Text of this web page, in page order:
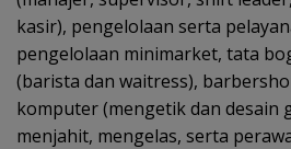
kasir), pengelolaan serta
pengelolaan minimarket, tata
(barista dan waitress),
komputer (mengetik dan desain
menjahit, mengelas, serta